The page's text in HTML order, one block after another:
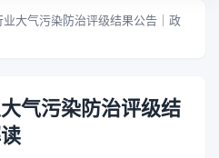
大气污染防治评级结果公告｜政
气污染防治评级结